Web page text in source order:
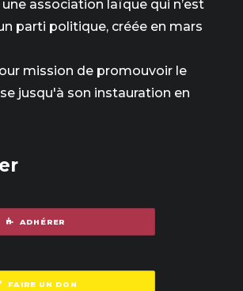
association laïque qui n’est
parti politique, créée en mars
mission de promouvoir le
jusqu'à son instauration en
ADHÉRER
FAIRE UN DON